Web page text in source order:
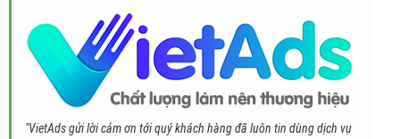
"VietAds gửi lời cảm ơn tới quý khách hàng đã luôn tin dùng dịch vụ